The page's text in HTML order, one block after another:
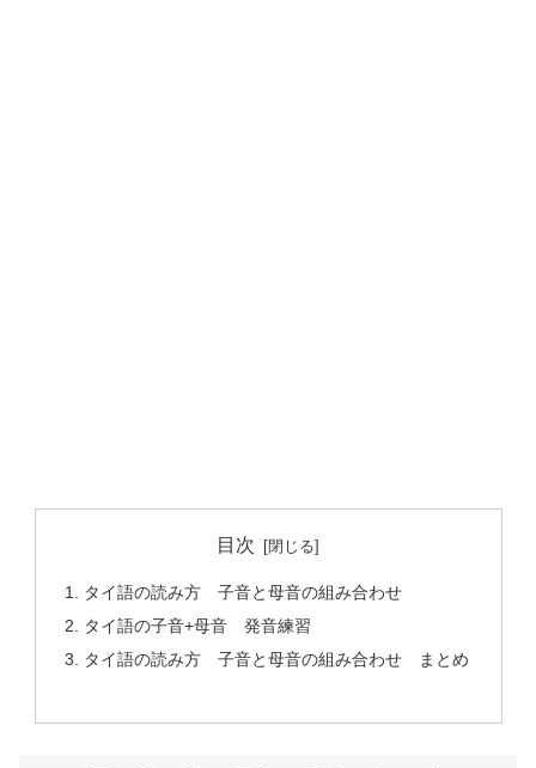
目次
タイ語の読み方 子音と母音の組み合わせ
タイ語の子音+母音 発音練習
タイ語の読み方 子音と母音の組み合わせ まとめ